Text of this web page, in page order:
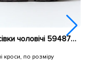
Кросівки чоловічі 594878 Чорні
кроси, по розміру